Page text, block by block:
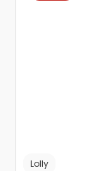
Lolly